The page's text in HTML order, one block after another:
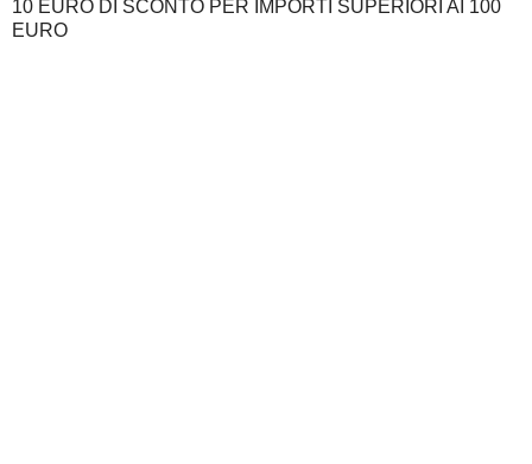
10 EURO DI SCONTO PER IMPORTI SUPERIORI AI 100
EURO